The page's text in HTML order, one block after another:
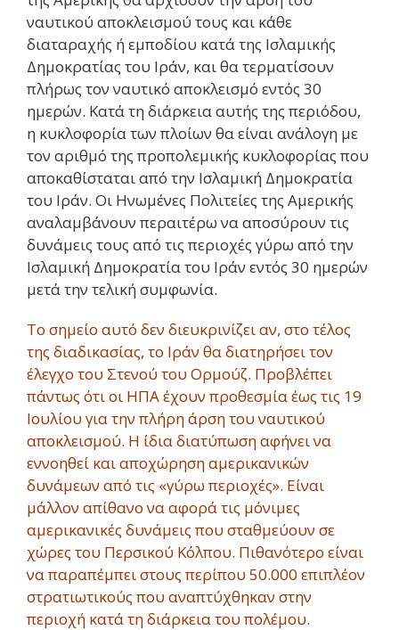
ναυτικού αποκλεισμού τους και κάθε
διαταραχής ή εμποδίου κατά της Ισλαμικής
Δημοκρατίας του Ιράν, και θα τερματίσουν
πλήρως τον ναυτικό αποκλεισμό εντός 30
ημερών. Κατά τη διάρκεια αυτής της περιόδου,
η κυκλοφορία των πλοίων θα είναι ανάλογη με
τον αριθμό της προπολεμικής κυκλοφορίας που
αποκαθίσταται από την Ισλαμική Δημοκρατία
του Ιράν. Οι Ηνωμένες Πολιτείες της Αμερικής
αναλαμβάνουν περαιτέρω να αποσύρουν τις
δυνάμεις τους από τις περιοχές γύρω από την
Ισλαμική Δημοκρατία του Ιράν εντός 30 ημερών
μετά την τελική συμφωνία.
Το σημείο αυτό δεν διευκρινίζει αν, στο τέλος
της διαδικασίας, το Ιράν θα διατηρήσει τον
έλεγχο του Στενού του Ορμούζ. Προβλέπει
πάντως ότι οι ΗΠΑ έχουν προθεσμία έως τις 19
Ιουλίου για την πλήρη άρση του ναυτικού
αποκλεισμού. Η ίδια διατύπωση αφήνει να
εννοηθεί και αποχώρηση αμερικανικών
δυνάμεων από τις «γύρω περιοχές». Είναι
μάλλον απίθανο να αφορά τις μόνιμες
αμερικανικές δυνάμεις που σταθμεύουν σε
χώρες του Περσικού Κόλπου. Πιθανότερο είναι
να παραπέμπει στους περίπου 50.000 επιπλέον
στρατιωτικούς που αναπτύχθηκαν στην
περιοχή κατά τη διάρκεια του πολέμου.